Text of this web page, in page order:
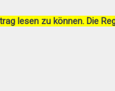
lesen zu können. Die